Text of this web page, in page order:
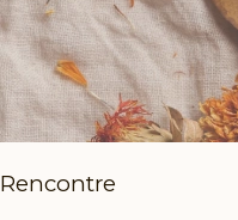
Rencontre